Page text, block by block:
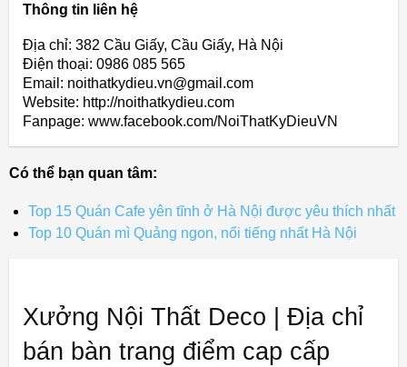
Thông tin liên hệ
Địa chỉ: 382 Cầu Giấy, Cầu Giấy, Hà Nội
Điện thoại: 0986 085 565
Email: noithatkydieu.vn@gmail.com
Website: http://noithatkydieu.com
Fanpage: www.facebook.com/NoiThatKyDieuVN
Có thể bạn quan tâm:
Top 15 Quán Cafe yên tĩnh ở Hà Nội được yêu thích nhất
Top 10 Quán mì Quảng ngon, nổi tiếng nhất Hà Nội
Xưởng Nội Thất Deco | Địa chỉ
bán bàn trang điểm cap cấp